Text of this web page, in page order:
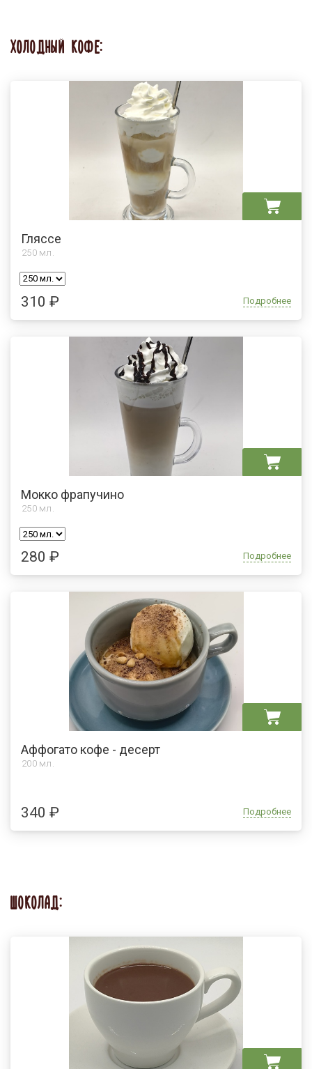
ХОЛОДНЫЙ КОФЕ:
Гляссе
250 мл.
310 ₽ Подробнее
Мокко фрапучино
250 мл.
280 ₽ Подробнее
Аффогато кофе - десерт
200 мл.
340 ₽ Подробнее
ШОКОЛАД: